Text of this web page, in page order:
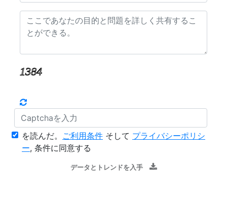
を読んだ。 ご利用条件 そして プライバシーポリシ
ー, 条件に同意する
データとトレンドを入手